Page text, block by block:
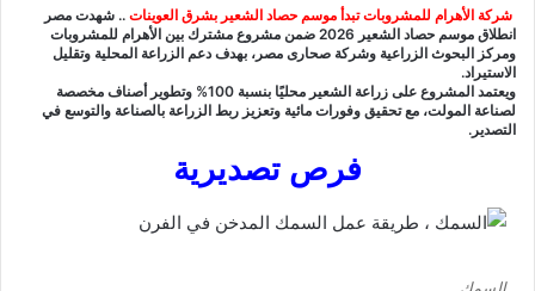
شركة الأهرام للمشروبات تبدأ موسم حصاد الشعير بشرق العوينات .. شهدت مصر
انطلاق موسم حصاد الشعير 2026 ضمن مشروع مشترك بين الأهرام للمشروبات
ومركز البحوث الزراعية وشركة صحارى مصر، بهدف دعم الزراعة المحلية وتقليل
الاستيراد.
ويعتمد المشروع على زراعة الشعير محليًا بنسبة 100% وتطوير أصناف مخصصة
لصناعة المولت، مع تحقيق وفورات مائية وتعزيز ربط الزراعة بالصناعة والتوسع في
التصدير.
فرص تصديرية